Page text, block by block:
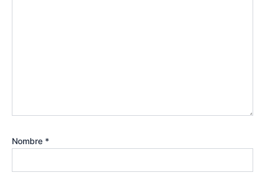
Nombre *